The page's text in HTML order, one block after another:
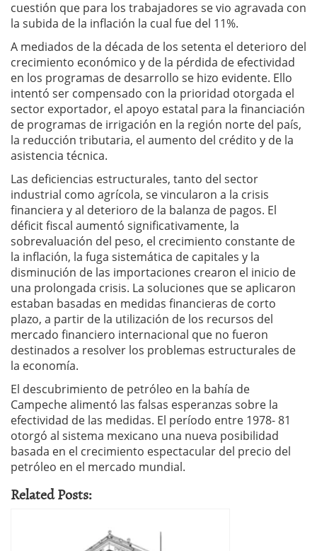
cuestión que para los trabajadores se vio agravada con
la subida de la inflación la cual fue del 11%.
A mediados de la década de los setenta el deterioro del
crecimiento económico y de la pérdida de efectividad
en los programas de desarrollo se hizo evidente. Ello
intentó ser compensado con la prioridad otorgada el
sector exportador, el apoyo estatal para la financiación
de programas de irrigación en la región norte del país,
la reducción tributaria, el aumento del crédito y de la
asistencia técnica.
Las deficiencias estructurales, tanto del sector
industrial como agrícola, se vincularon a la crisis
financiera y al deterioro de la balanza de pagos. El
déficit fiscal aumentó significativamente, la
sobrevaluación del peso, el crecimiento constante de
la inflación, la fuga sistemática de capitales y la
disminución de las importaciones crearon el inicio de
una prolongada crisis. La soluciones que se aplicaron
estaban basadas en medidas financieras de corto
plazo, a partir de la utilización de los recursos del
mercado financiero internacional que no fueron
destinados a resolver los problemas estructurales de
la economía.
El descubrimiento de petróleo en la bahía de
Campeche alimentó las falsas esperanzas sobre la
efectividad de las medidas. El período entre 1978- 81
otorgó al sistema mexicano una nueva posibilidad
basada en el crecimiento espectacular del precio del
petróleo en el mercado mundial.
Related Posts: